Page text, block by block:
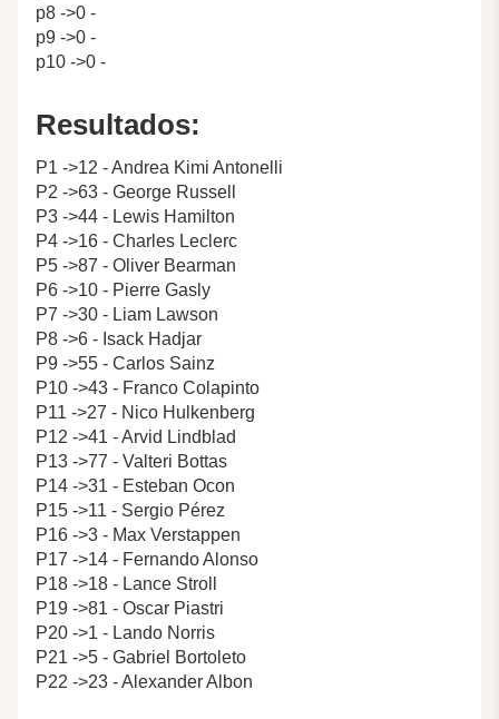
p8 ->0 -
p9 ->0 -
p10 ->0 -
Resultados:
P1 ->12 - Andrea Kimi Antonelli
P2 ->63 - George Russell
P3 ->44 - Lewis Hamilton
P4 ->16 - Charles Leclerc
P5 ->87 - Oliver Bearman
P6 ->10 - Pierre Gasly
P7 ->30 - Liam Lawson
P8 ->6 - Isack Hadjar
P9 ->55 - Carlos Sainz
P10 ->43 - Franco Colapinto
P11 ->27 - Nico Hulkenberg
P12 ->41 - Arvid Lindblad
P13 ->77 - Valteri Bottas
P14 ->31 - Esteban Ocon
P15 ->11 - Sergio Pérez
P16 ->3 - Max Verstappen
P17 ->14 - Fernando Alonso
P18 ->18 - Lance Stroll
P19 ->81 - Oscar Piastri
P20 ->1 - Lando Norris
P21 ->5 - Gabriel Bortoleto
P22 ->23 - Alexander Albon